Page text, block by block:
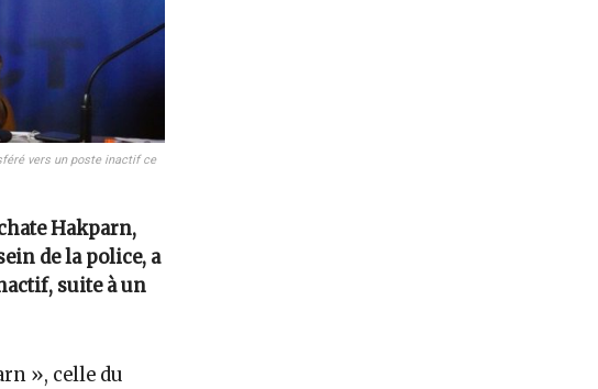
vers un poste inactif ce
Hakparn,
de la police, a
suite à un
», celle du